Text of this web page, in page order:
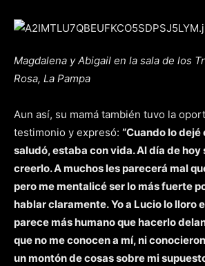
Magdalena y Abigail en la sala de los
Rosa, La Pampa
Aun así, su mamá también tuvo la
testimonio y expresó: “Cuando lo dejé
saludó, estaba con vida. Al día de hoy
creerlo. A muchos les parecerá mal
pero me mentalicé ser lo más fuerte
hablar claramente. Yo a Lucio lo lloro
parece más humano que hacerlo
que no me conocen a mí, ni
un montón de cosas sobre mi